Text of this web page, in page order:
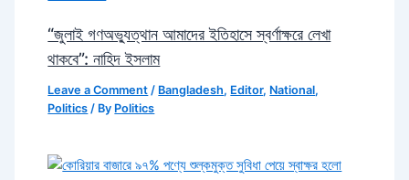
“জুলাই গণঅভ্যুত্থান আমাদের ইতিহাসে স্বর্ণাক্ষরে লেখা
থাকবে”: নাহিদ ইসলাম
Leave a Comment / Bangladesh, Editor, National,
Politics / By Politics